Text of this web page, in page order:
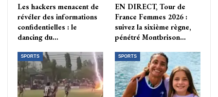
Les hackers menacent de
révéler des informations
confidentielles : le
dancing du…
EN DIRECT, Tour de
France Femmes 2026 :
suivez la sixième règne,
pénétré Montbrison…
SPORTS SPORTS